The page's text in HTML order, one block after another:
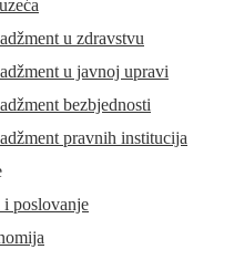
u zdravstvu
u javnoj upravi
bezbjednosti
pravnih institucija
poslovanje